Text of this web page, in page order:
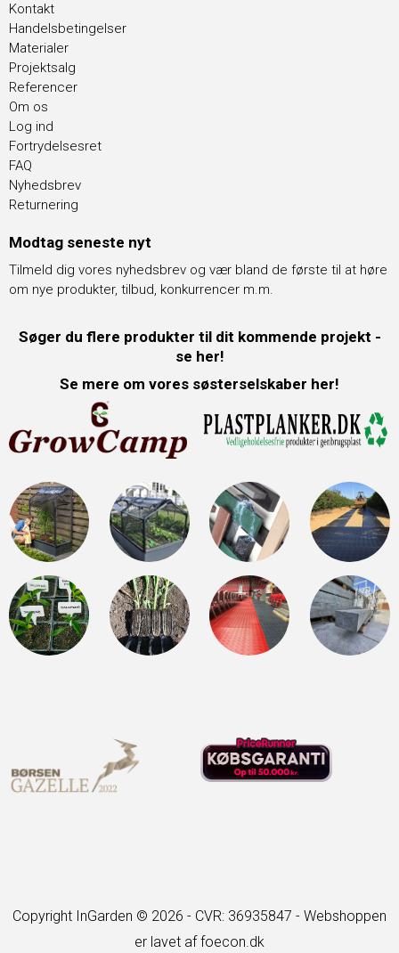
Kontakt
Handelsbetingelser
Materialer
Projektsalg
Referencer
Om os
Log ind
Fortrydelsesret
FAQ
Nyhedsbrev
Returnering
Modtag seneste nyt
Tilmeld dig vores nyhedsbrev og vær bland de første til at høre
om nye produkter, tilbud, konkurrencer m.m.
Søger du flere produkter til dit kommende projekt -
se her!
Se mere om vores søsterselskaber her!
Copyright InGarden © 2026 - CVR: 36935847 - Webshoppen
er lavet af foecon.dk